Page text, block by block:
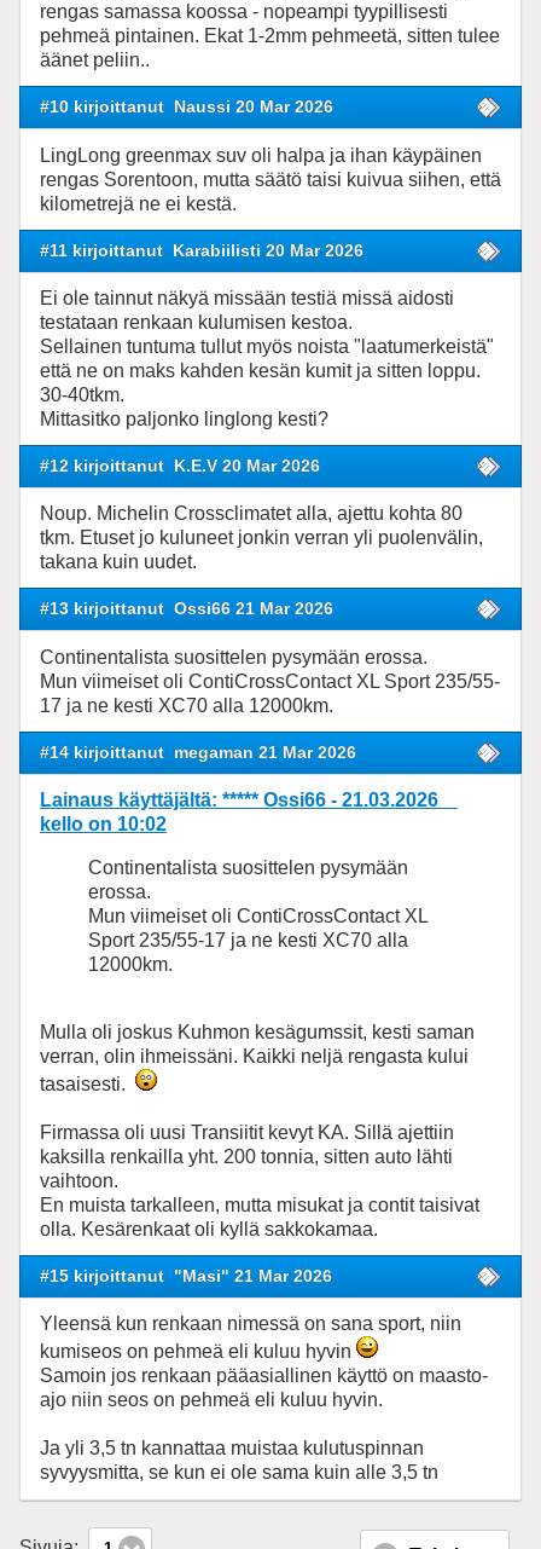
rengas samassa koossa - nopeampi tyypillisesti
pehmeä pintainen. Ekat 1-2mm pehmeetä, sitten tulee
äänet peliin..
#10 kirjoittanut Naussi 20 Mar 2026
LingLong greenmax suv oli halpa ja ihan käypäinen
rengas Sorentoon, mutta säätö taisi kuivua siihen, että
kilometrejä ne ei kestä.
#11 kirjoittanut Karabiilisti 20 Mar 2026
Ei ole tainnut näkyä missään testiä missä aidosti
testataan renkaan kulumisen kestoa.
Sellainen tuntuma tullut myös noista "laatumerkeistä"
että ne on maks kahden kesän kumit ja sitten loppu.
30-40tkm.
Mittasitko paljonko linglong kesti?
#12 kirjoittanut K.E.V 20 Mar 2026
Noup. Michelin Crossclimatet alla, ajettu kohta 80
tkm. Etuset jo kuluneet jonkin verran yli puolenvälin,
takana kuin uudet.
#13 kirjoittanut Ossi66 21 Mar 2026
Continentalista suosittelen pysymään erossa.
Mun viimeiset oli ContiCrossContact XL Sport 235/55-
17 ja ne kesti XC70 alla 12000km.
#14 kirjoittanut megaman 21 Mar 2026
Lainaus käyttäjältä: ***** Ossi66 - 21.03.2026
kello on 10:02
Continentalista suosittelen pysymään
erossa.
Mun viimeiset oli ContiCrossContact XL
Sport 235/55-17 ja ne kesti XC70 alla
12000km.
Mulla oli joskus Kuhmon kesägumssit, kesti saman
verran, olin ihmeissäni. Kaikki neljä rengasta kului
tasaisesti.
Firmassa oli uusi Transiitit kevyt KA. Sillä ajettiin
kaksilla renkailla yht. 200 tonnia, sitten auto lähti
vaihtoon.
En muista tarkalleen, mutta misukat ja contit taisivat
olla. Kesärenkaat oli kyllä sakkokamaa.
#15 kirjoittanut "Masi" 21 Mar 2026
Yleensä kun renkaan nimessä on sana sport, niin
kumiseos on pehmeä eli kuluu hyvin
Samoin jos renkaan pääasiallinen käyttö on maasto-
ajo niin seos on pehmeä eli kuluu hyvin.
Ja yli 3,5 tn kannattaa muistaa kulutuspinnan
syvyysmitta, se kun ei ole sama kuin alle 3,5 tn